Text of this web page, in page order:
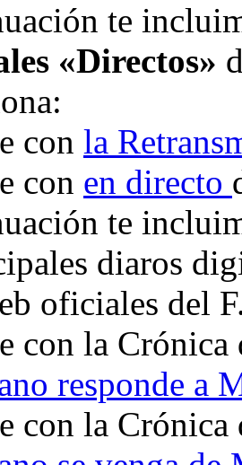
te
«Directos»
con la
con en directo
te
diaros
oficiales del
con la
responde a
con la